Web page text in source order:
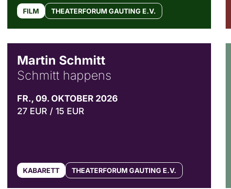
FILM THEATERFORUM GAUTING E.V.
Martin Schmitt
Schmitt happens
FR., 09. OKTOBER 2026
27 EUR / 15 EUR
KABARETT THEATERFORUM GAUTING E.V.